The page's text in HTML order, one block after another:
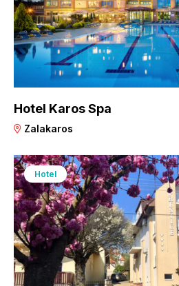
Hotel Karos Spa
Zalakaros
Hotel